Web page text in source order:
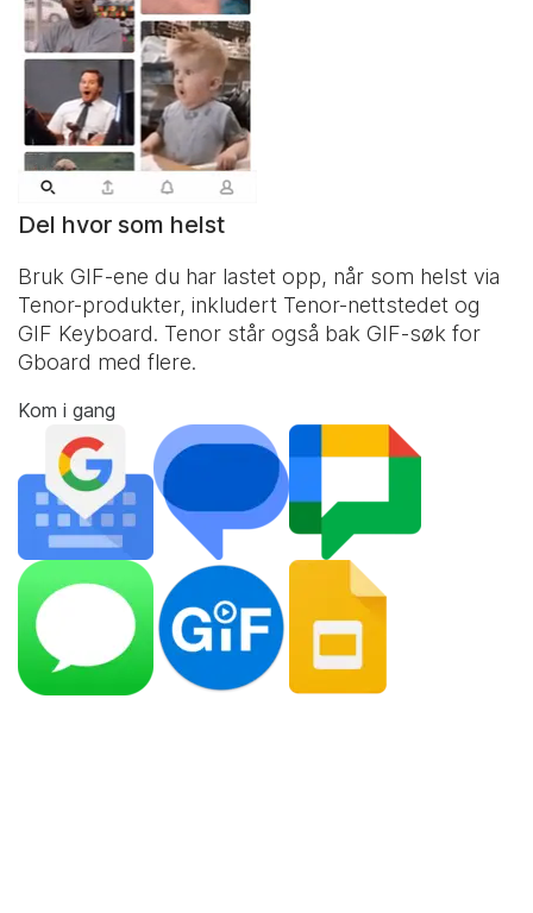
Del hvor som helst
Bruk GIF-ene du har lastet opp, når som helst via
Tenor-produkter, inkludert Tenor-nettstedet og
GIF Keyboard. Tenor står også bak GIF-søk for
Gboard med flere.
Kom i gang